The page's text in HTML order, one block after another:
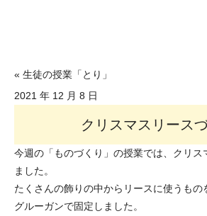
« 生徒の授業「とり」
2021 年 12 月 8 日
クリスマスリース
今週の「ものづくり」の授業では、クリス
ました。
たくさんの飾りの中からリースに使うもの
グルーガンで固定しました。